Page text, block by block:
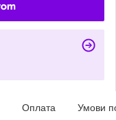
Оплата Умови